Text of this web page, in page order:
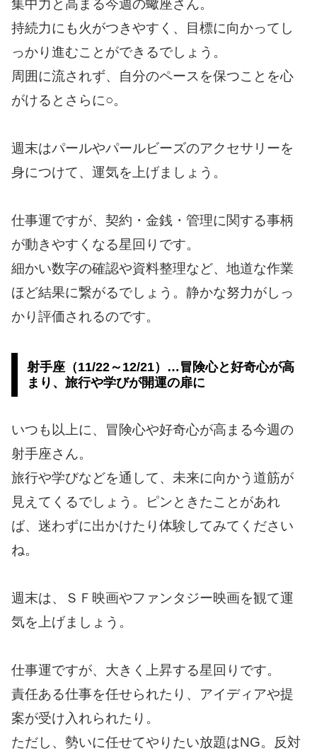
集中力と高まる今週の蠍座さん。
持続力にも火がつきやすく、目標に向かってし
っかり進むことができるでしょう。
周囲に流されず、自分のペースを保つことを心
がけるとさらに○。
週末はパールやパールビーズのアクセサリーを
身につけて、運気を上げましょう。
仕事運ですが、契約・金銭・管理に関する事柄
が動きやすくなる星回りです。
細かい数字の確認や資料整理など、地道な作業
ほど結果に繋がるでしょう。静かな努力がしっ
かり評価されるのです。
射手座（11/22～12/21）…冒険心と好奇心が高
まり、旅行や学びが開運の扉に
いつも以上に、冒険心や好奇心が高まる今週の
射手座さん。
旅行や学びなどを通して、未来に向かう道筋が
見えてくるでしょう。ピンときたことがあれ
ば、迷わずに出かけたり体験してみてください
ね。
週末は、ＳＦ映画やファンタジー映画を観て運
気を上げましょう。
仕事運ですが、大きく上昇する星回りです。
責任ある仕事を任せられたり、アイディアや提
案が受け入れられたり。
ただし、勢いに任せてやりたい放題はNG。反対